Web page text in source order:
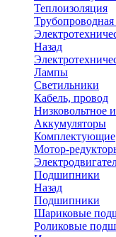
Теплоизоляция
Трубопроводная
Назад
Лампы
Светильники
Кабель, провод
Низковольтное
Аккумуляторы
Комплектующие
Мотор-
Подшипники
Назад
Подшипники
Шариковые
Роликовые